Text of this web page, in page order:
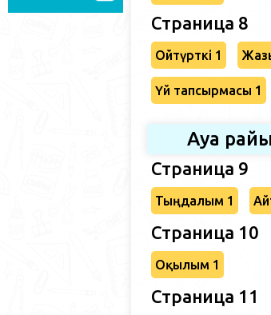
Страница 8
Ойтүрткі 1
Үй тапсырмасы 1
Ауа
Страница 9
Тыңдалым 1
Страница 10
Оқылым 1
Страница 11